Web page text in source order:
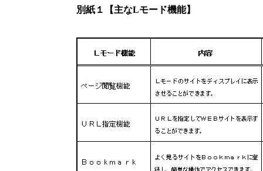
別紙１【主なLモード機能】